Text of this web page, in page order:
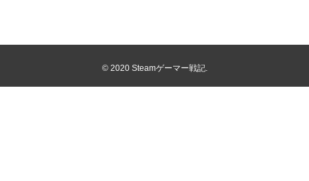
© 2020 Steamゲーマー戦記.